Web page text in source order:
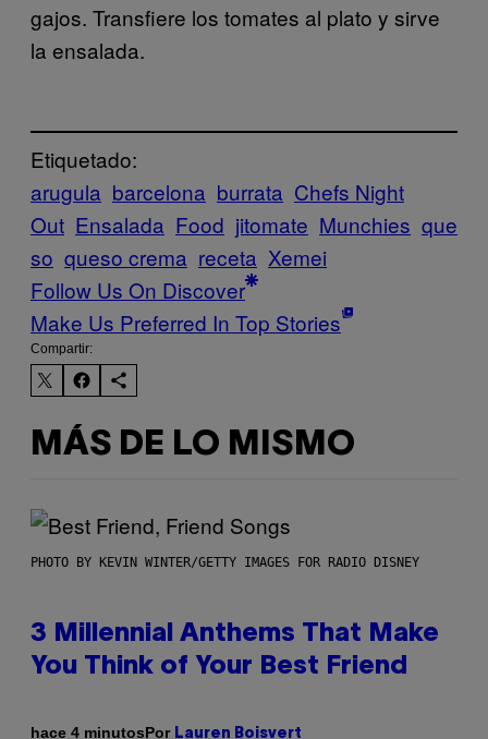
gajos. Transfiere los tomates al plato y sirve
la ensalada.
Etiquetado:
arugula barcelona burrata Chefs Night
Out Ensalada Food jitomate Munchies que
so queso crema receta Xemei
Follow Us On Discover
Make Us Preferred In Top Stories
Compartir:
MÁS DE LO MISMO
PHOTO BY KEVIN WINTER/GETTY IMAGES FOR RADIO DISNEY
3 Millennial Anthems That Make
You Think of Your Best Friend
hace 4 minutosPor Lauren Boisvert